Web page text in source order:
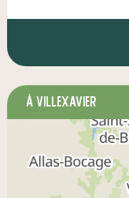
à Villexavier